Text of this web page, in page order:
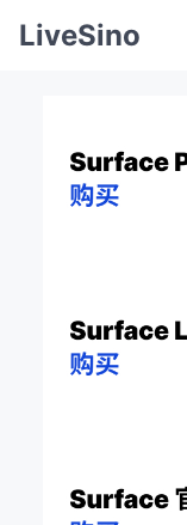
LiveSino